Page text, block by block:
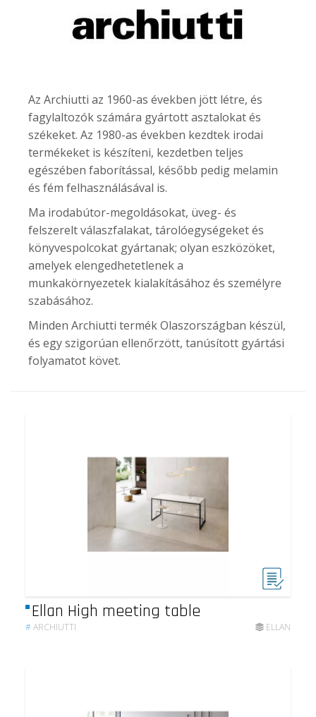
Az Archiutti az 1960-as években jött létre, és
fagylaltozók számára gyártott asztalokat és
székeket. Az 1980-as években kezdtek irodai
termékeket is készíteni, kezdetben teljes
egészében faborítással, később pedig melamin
és fém felhasználásával is.
Ma irodabútor-megoldásokat, üveg- és
felszerelt válaszfalakat, tárolóegységeket és
könyvespolcokat gyártanak; olyan eszközöket,
amelyek elengedhetetlenek a
munkakörnyezetek kialakításához és személyre
szabásához.
Minden Archiutti termék Olaszországban készül,
és egy szigorúan ellenőrzött, tanúsított gyártási
folyamatot követ.
Ellan High meeting table
#ARCHIUTTI ELLAN